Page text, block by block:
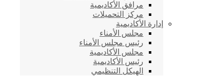
مرافق الأكاديمية
مركز التحميلات
إدارة الأكاديمية
مجلس الأمناء
رئيس مجلس الأمناء
مجلس الأكاديمية
رئيس الأكاديمية
الهيكل التنظيمي